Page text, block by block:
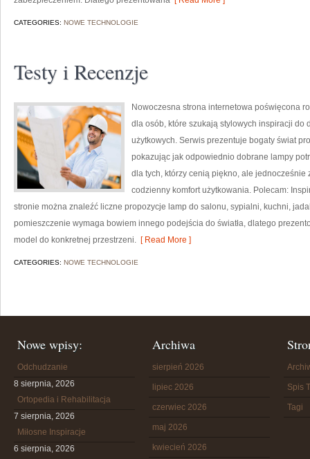
CATEGORIES: NOWE TECHNOLOGIE
Testy i Recenzje
Nowoczesna strona internetowa poświęcona
dla osób, które szukają stylowych inspiracji do
użytkowych. Serwis prezentuje bogaty świat
pokazując jak odpowiednio dobrane lampy
dla tych, którzy cenią piękno, ale jednocześnie
codzienny komfort użytkowania. Polecam:
stronie można znaleźć liczne propozycje lamp do salonu, sypialni, kuchni,
pomieszczenie wymaga bowiem innego podejścia do światła, dlatego
model do konkretnej przestrzeni. [ Read More ]
CATEGORIES: NOWE TECHNOLOGIE
Nowe wpisy:
Odchudzanie
8 sierpnia, 2026
Ortopedia i Rehabilitacja
7 sierpnia, 2026
Miłosne Inspiracje
6 sierpnia, 2026
Archiwa
sierpień 2026
lipiec 2026
czerwiec 2026
maj 2026
kwiecień 2026
Spis
Tagi